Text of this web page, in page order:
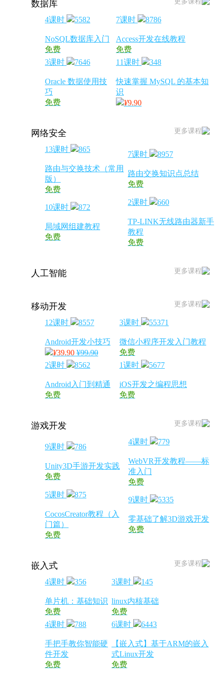
数据库
4课时 5582
NoSQL数据库入门
免费
7课时 8786
Access开发在线教程
免费
3课时
7646
Oracle 数据使用技
巧
免费
11课时 348
快速掌握 MySQL 的基本知
识
¥9.90
更多课程
网络安全
13课时 865
路由与交换技术（常用
版）
免费
7课时 8957
路由交换知识点总结
免费
10课时 872
局域网组建教程
免费
2课时 660
TP-LINK无线路由器新手
教程
免费
更多课程
人工智能
更多课程
移动开发
12课时 8557
Android开发小技巧
¥39.90 ¥99.90
3课时 55371
微信小程序开发入门教程
免费
2课时
8562
Android入门到精通
免费
1课时 5677
iOS开发之编程思想
免费
更多课程
游戏开发
9课时 786
Unity3D手游开发实践
免费
4课时 779
WebVR开发教程——标
准入门
免费
5课时
875
CocosCreator教程（入
门篇）
免费
9课时 5335
零基础了解3D游戏开发
免费
更多课程
嵌入式
4课时 356
单片机：基础知识
免费
3课时 145
linux内核基础
免费
4课时
788
手把手教你智能硬
件开发
免费
6课时 6443
【嵌入式】基于ARM的嵌入
式Linux开发
免费